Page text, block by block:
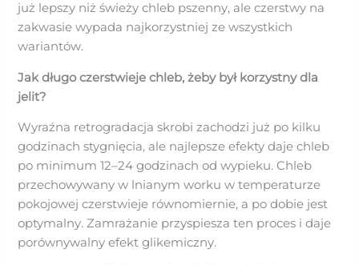
już lepszy niż świeży chleb pszenny, ale czerstwy na
zakwasie wypada najkorzystniej ze wszystkich
wariantów.
Jak długo czerstwieje chleb, żeby był korzystny dla
jelit?
Wyraźna retrogradacja skrobi zachodzi już po kilku
godzinach stygnięcia, ale najlepsze efekty daje chleb
po minimum 12–24 godzinach od wypieku. Chleb
przechowywany w lnianym worku w temperaturze
pokojowej czerstwieje równomiernie, a po dobie jest
optymalny. Zamrażanie przyspiesza ten proces i daje
porównywalny efekt glikemiczny.